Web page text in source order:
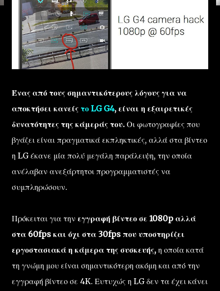
Ένας από τους σημαντικότερους λόγους για να
αποκτήσει κανείς το LG G4, είναι η εξαιρετικές
δυνατότητες της κάμεράς του. Οι φωτογραφίες που
βγάζει είναι πραγματικά εκπληκτικές, αλλά στα βίντεο
η LG έκανε μία πολύ μεγάλη παράλειψη, την οποία
ανέλαβαν ανεξάρτητοι προγραμματιστές να
συμπληρώσουν.
Πρόκειται για την εγγραφή βίντεο σε 1080p αλλά
στα 60fps και όχι στα 30fps που υποστηρίζει
εργοστασιακά η κάμερα της συσκευής, η οποία κατά
τη γνώμη μου είναι σημαντικότερη ακόμη και από την
εγγραφή βίντεο σε 4K. Ευτυχώς η LG δεν τα έχει κάνει